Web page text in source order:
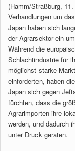
(Hamm/Straßburg,
Verhandlungen um
Japan haben sich
der Agrarsektor ein
Während die
Schlachtindustrie für
möglichst starke
einforderten, haben
Japan sich gegen
fürchten, dass die
Agrarimporten ihre
werden, und dadurch
unter Druck geraten.